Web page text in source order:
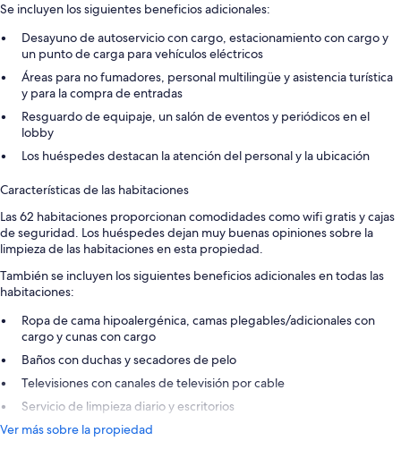
Se incluyen los siguientes beneficios adicionales:
Desayuno de autoservicio con cargo, estacionamiento con cargo y
un punto de carga para vehículos eléctricos
Áreas para no fumadores, personal multilingüe y asistencia turística
y para la compra de entradas
Resguardo de equipaje, un salón de eventos y periódicos en el
lobby
Los huéspedes destacan la atención del personal y la ubicación
Características de las habitaciones
Las 62 habitaciones proporcionan comodidades como wifi gratis y cajas
de seguridad. Los huéspedes dejan muy buenas opiniones sobre la
limpieza de las habitaciones en esta propiedad.
También se incluyen los siguientes beneficios adicionales en todas las
habitaciones:
Ropa de cama hipoalergénica, camas plegables/adicionales con
cargo y cunas con cargo
Baños con duchas y secadores de pelo
Televisiones con canales de televisión por cable
Servicio de limpieza diario y escritorios
Ver más sobre la propiedad